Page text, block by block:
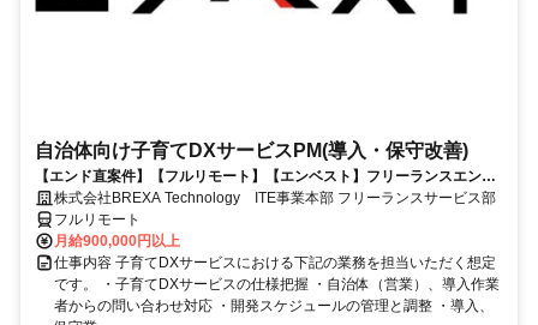
自治体向け子育てDXサービスPM(導入・保守改善)
【エンド直案件】【フルリモート】【エンベスト】フリーランスエンジ
ニアの方一人ひとりに合わせて、ベストな案件をご紹介。正規雇用社員
数約2万人以上！業界大手のBREXA Techグループが運営！
株式会社BREXA Technology ITE事業本部 フリーランスサービス部
フルリモート
月給900,000円以上
仕事内容 子育てDXサービスにおける下記の業務を担当いただく想定
です。 ・子育てDXサービスの仕様把握 ・自治体（営業）、導入作業
者からの問い合わせ対応 ・開発スケジュールの管理と調整 ・導入、